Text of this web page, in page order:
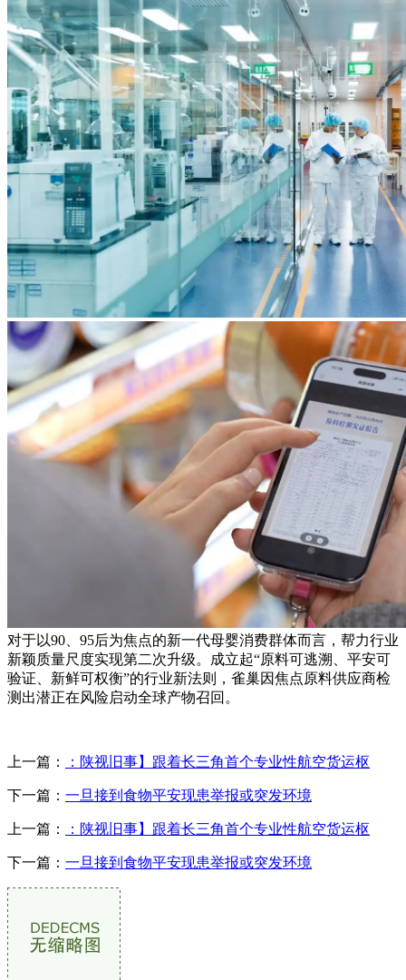
对于以90、95后为焦点的新一代母婴消费群体而言，帮力行业
新颖质量尺度实现第二次升级。成立起“原料可逃溯、平安可
验证、新鲜可权衡”的行业新法则，雀巢因焦点原料供应商检
测出潜正在风险启动全球产物召回。
上一篇： ：陕视旧事】跟着长三角首个专业性航空货运枢
下一篇： 一旦接到食物平安现患举报或突发环境
上一篇： ：陕视旧事】跟着长三角首个专业性航空货运枢
下一篇： 一旦接到食物平安现患举报或突发环境